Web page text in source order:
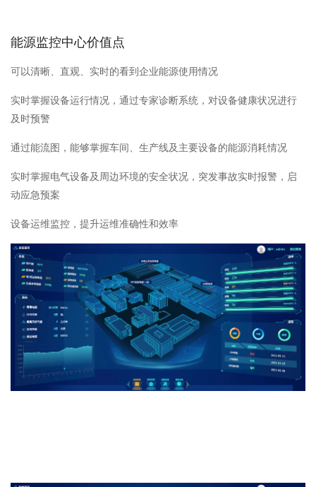
能源监控中心价值点
可以清晰、直观、实时的看到企业能源使用情况
实时掌握设备运行情况，通过专家诊断系统，对设备健康状况进行
及时预警
通过能流图，能够掌握车间、生产线及主要设备的能源消耗情况
实时掌握电气设备及周边环境的安全状况，突发事故实时报警，启
动应急预案
设备运维监控，提升运维准确性和效率